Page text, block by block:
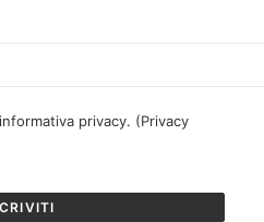
privacy. (Privacy